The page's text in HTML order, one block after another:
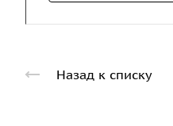
Назад к списку